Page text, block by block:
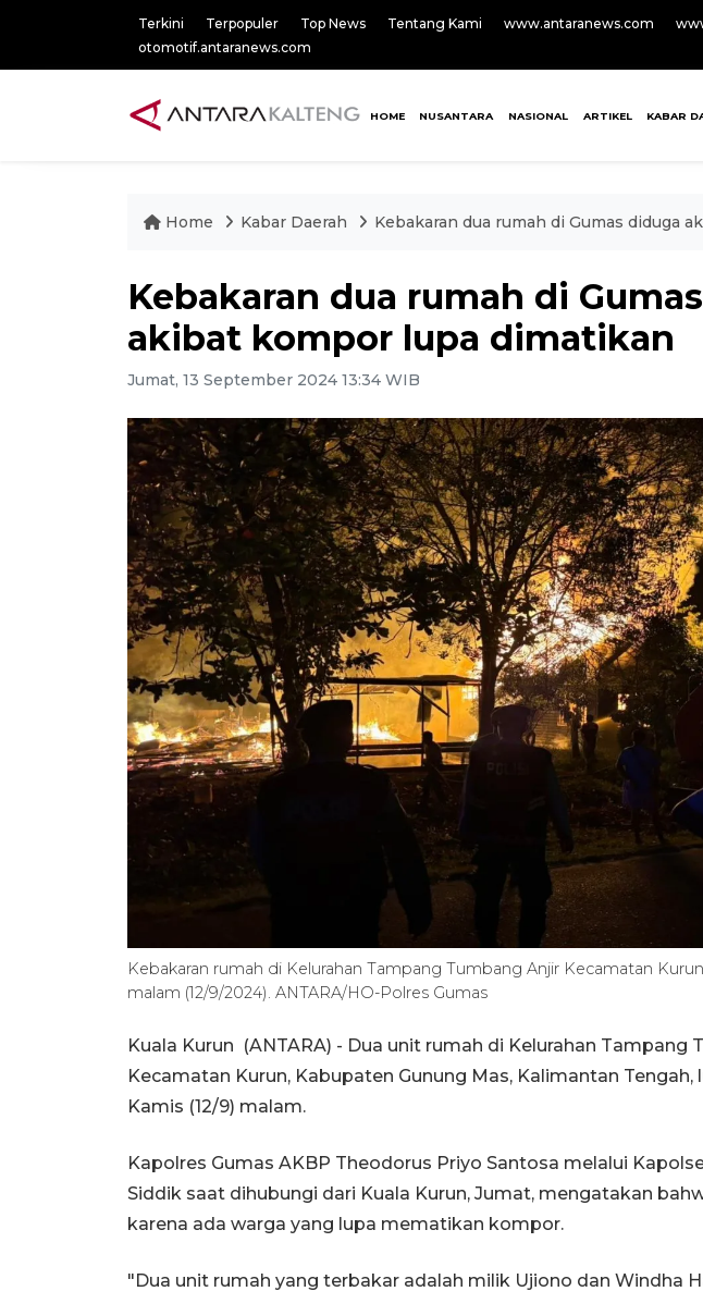
Terkini Terpopuler Top News Tentang Kami www.antaranews.com
otomotif.antaranews.com
HOME NUSANTARA NASIONAL ARTIKEL KABAR
Home Kabar Daerah Kebakaran dua rumah di Gumas diduga
Kebakaran dua rumah di
akibat kompor lupa dimatikan
Jumat, 13 September 2024 13:34 WIB
Kebakaran rumah di Kelurahan Tampang Tumbang Anjir Kecamatan
malam (12/9/2024). ANTARA/HO-Polres Gumas
Kuala Kurun (ANTARA) - Dua unit rumah di Kelurahan Tampang
Kecamatan Kurun, Kabupaten Gunung Mas, Kalimantan
Kamis (12/9) malam.
Kapolres Gumas AKBP Theodorus Priyo Santosa melalui
Siddik saat dihubungi dari Kuala Kurun, Jumat, mengatakan
karena ada warga yang lupa mematikan kompor.
"Dua unit rumah yang terbakar adalah milik Ujiono dan Windha